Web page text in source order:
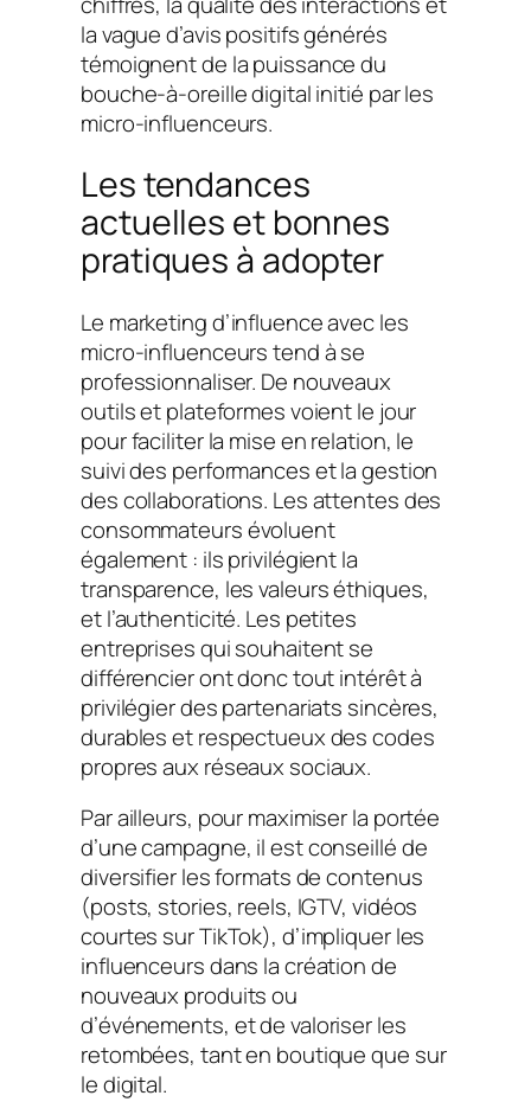
la vague d’avis positifs générés
témoignent de la puissance du
bouche-à-oreille digital initié par les
micro-influenceurs.
Les tendances
actuelles et bonnes
pratiques à adopter
Le marketing d’influence avec les
micro-influenceurs tend à se
professionnaliser. De nouveaux
outils et plateformes voient le jour
pour faciliter la mise en relation, le
suivi des performances et la gestion
des collaborations. Les attentes des
consommateurs évoluent
également : ils privilégient la
transparence, les valeurs éthiques,
et l’authenticité. Les petites
entreprises qui souhaitent se
différencier ont donc tout intérêt à
privilégier des partenariats sincères,
durables et respectueux des codes
propres aux réseaux sociaux.
Par ailleurs, pour maximiser la portée
d’une campagne, il est conseillé de
diversifier les formats de contenus
(posts, stories, reels, IGTV, vidéos
courtes sur TikTok), d’impliquer les
influenceurs dans la création de
nouveaux produits ou
d’événements, et de valoriser les
retombées, tant en boutique que sur
le digital.